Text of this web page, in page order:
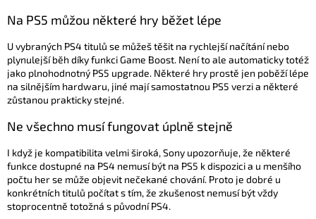
Na PS5 můžou některé hry běžet lépe
U vybraných PS4 titulů se můžeš těšit na rychlejší načítání nebo
plynulejší běh díky funkci Game Boost. Není to ale automaticky totéž
jako plnohodnotný PS5 upgrade. Některé hry prostě jen poběží lépe
na silnějším hardwaru, jiné mají samostatnou PS5 verzi a některé
zůstanou prakticky stejné.
Ne všechno musí fungovat úplně stejně
I když je kompatibilita velmi široká, Sony upozorňuje, že některé
funkce dostupné na PS4 nemusí být na PS5 k dispozici a u menšího
počtu her se může objevit nečekané chování. Proto je dobré u
konkrétních titulů počítat s tím, že zkušenost nemusí být vždy
stoprocentně totožná s původní PS4.